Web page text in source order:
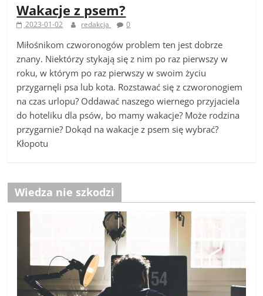
Wakacje z psem?
2023-01-02 redakcja 0
Miłośnikom czworonogów problem ten jest dobrze
znany. Niektórzy stykają się z nim po raz pierwszy w
roku, w którym po raz pierwszy w swoim życiu
przygarnęli psa lub kota. Rozstawać się z czworonogiem
na czas urlopu? Oddawać naszego wiernego przyjaciela
do hoteliku dla psów, bo mamy wakacje? Może rodzina
przygarnie? Dokąd na wakacje z psem się wybrać?
Kłopotu
Wiedza nie szkodzi